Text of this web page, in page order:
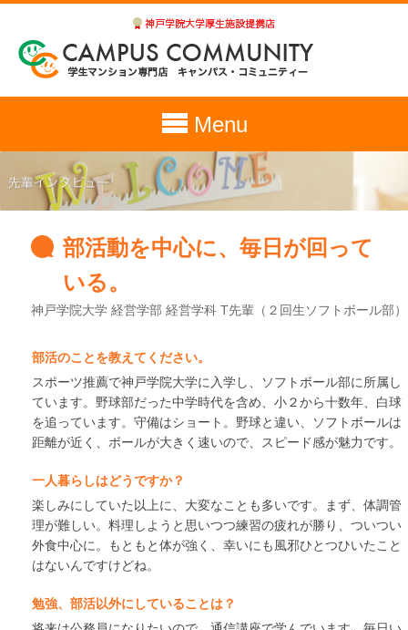
Menu
部活動を中心に、毎日が回って
いる。
神戸学院大学 経営学部 経営学科 T先輩（２回生ソフトボール部）
部活のことを教えてください。
スポーツ推薦で神戸学院大学に入学し、ソフトボール部に所属し
ています。野球部だった中学時代を含め、小２から十数年、白球
を追っています。守備はショート。野球と違い、ソフトボールは
距離が近く、ボールが大きく速いので、スピード感が魅力です。
一人暮らしはどうですか？
楽しみにしていた以上に、大変なことも多いです。まず、体調管
理が難しい。料理しようと思いつつ練習の疲れが勝り、ついつい
外食中心に。もともと体が強く、幸いにも風邪ひとつひいたこと
はないんですけどね。
勉強、部活以外にしていることは？